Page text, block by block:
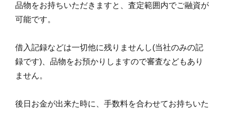
品物をお持ちいただきますと、査定範囲内でご融資が
可能です。
借入記録などは一切他に残りませんし(当社のみの記
録です)、品物をお預かりしますので審査などもあり
ません。
後日お金が出来た時に、手数料を合わせてお持ちいた